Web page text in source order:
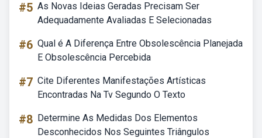
#5 As Novas Ideias Geradas Precisam Ser
Adequadamente Avaliadas E Selecionadas
#6 Qual é A Diferença Entre Obsolescência Planejada
E Obsolescência Percebida
#7 Cite Diferentes Manifestações Artísticas
Encontradas Na Tv Segundo O Texto
#8 Determine As Medidas Dos Elementos
Desconhecidos Nos Seguintes Triângulos